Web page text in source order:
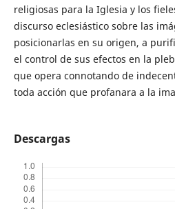
religiosas para la Iglesia y los
discurso eclesiástico sobre las
posicionarlas en su origen, a
el control de sus efectos en la
que opera connotando de
toda acción que profanara a la
Descargas